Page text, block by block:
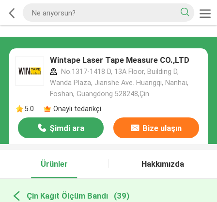
Wintape Laser Tape Measure CO.,LTD
No.1317-1418 D, 13A Floor, Building D,
Wanda Plaza, Jianshe Ave. Huangqi, Nanhai,
Foshan, Guangdong 528248,Çin
5.0
Onaylı tedarikçi
Şimdi ara Bize ulaşın
Ürünler Hakkımızda
Çin Kağıt Ölçüm Bandı (39)